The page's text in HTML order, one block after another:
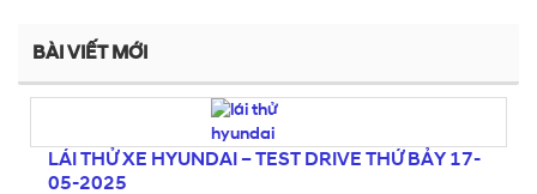
BÀI VIẾT MỚI
LÁI THỬ XE HYUNDAI – TEST DRIVE THỨ BẢY 17-
05-2025